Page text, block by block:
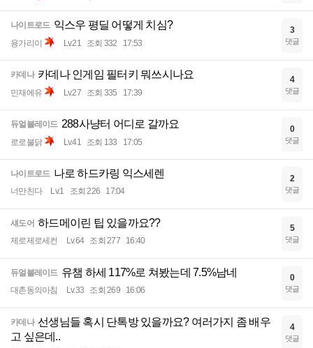
나이트로드 익스우 평딜 어떻게 치심?
용가리이 Lv.21 조회 332 17:53
3
댓글
카데나 카데나 인게임 필터키 뭐쓰시나요
민재에유 Lv.27 조회 335 17:39
4
댓글
듀얼블레이드 288사냥터 어디로 갈까요
로로불닭 Lv.41 조회 133 17:05
0
댓글
나이트로드 나로 하드카링 익스세렌
너만친다 Lv.1 조회 226 17:04
2
댓글
섀도어 하드메이린 팁 있을까요??
제로제로세컨 Lv.64 조회 277 16:40
5
댓글
듀얼블레이드 유챔 하세 117%로 쳐봤는데 7.5%남네
대촌동의아침 Lv.33 조회 269 16:06
0
댓글
카데나 선생님들 혹시 단톡방 있을까요? 여러가지 좀 배우
고 싶은데..
4
댓글